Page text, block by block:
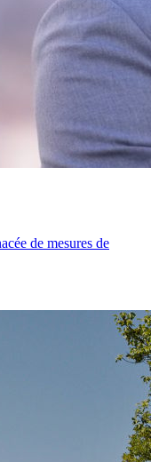
de mesures de